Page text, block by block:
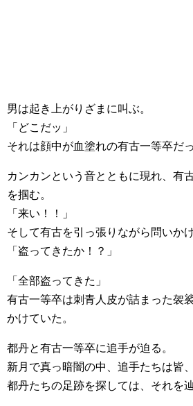
男は起き上がりざまに叫ぶ。
「どこだッ」
それは顔中が血塗れの有古一等卒だっ
カンカンという音とともに現れ、有
を掴む。
「来い！！」
そして有古を引っ張りながら問いかけ
「盗ってきたか！？」
「全部盗ってきた」
有古一等卒は刺青人皮が詰まった袈
かけていた。
都丹と有古一等卒に追手が迫る。
新月で真っ暗闇の中、追手たちは皆
都丹たちの足跡を探しては、それを辿